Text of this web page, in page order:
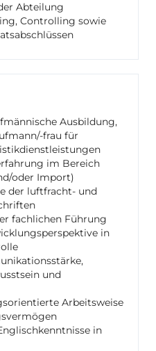
Abteilung
Controlling sowie
Ausbildung,
frau für
im Bereich
oder Import)
der luftfracht- und
fachlichen Führung
in
und
Arbeitsweise
in